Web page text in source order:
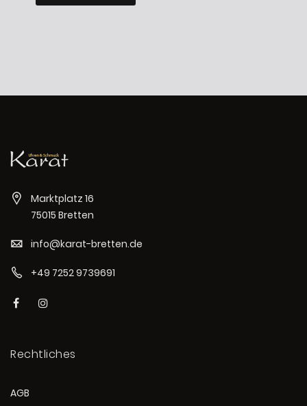
Marktplatz 16
75015 Bretten
info@karat-bretten.de
+49 7252 9739691
Rechtliches
AGB